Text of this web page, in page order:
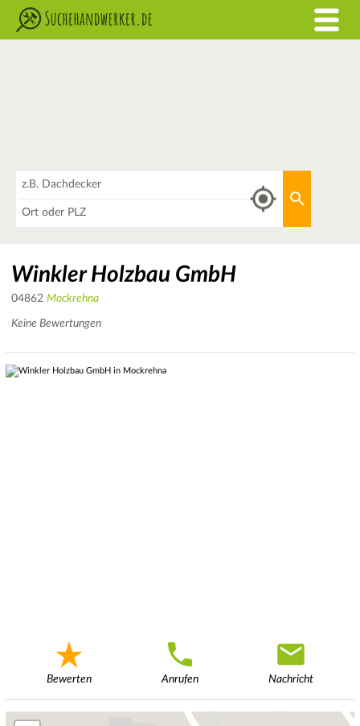
Winkler Holzbau GmbH
04862 Mockrehna
Keine Bewertungen
Bewerten Anrufen Nachricht